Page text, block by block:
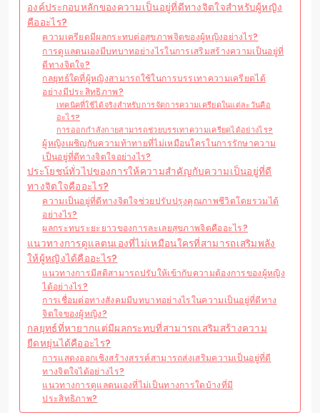
องค์ประกอบหลักของความเป็นอยู่ที่ดีทางจิตใจสำหรับผู้หญิง
คืออะไร?
ความเครียดมีผลกระทบต่อสุขภาพจิตของผู้หญิงอย่างไร?
การดูแลตนเองมีบทบาทอย่างไรในการเสริมสร้างความเป็นอยู่ที่
ดีทางจิตใจ?
กลยุทธ์ใดที่ผู้หญิงสามารถใช้ในการบรรเทาความเครียดได้
อย่างมีประสิทธิภาพ?
เทคนิคที่ใช้ได้จริงสำหรับการจัดการความเครียดในแต่ละวันคือ
อะไร?
การออกกำลังกายสามารถช่วยบรรเทาความเครียดได้อย่างไร?
ผู้หญิงเผชิญกับความท้าทายที่ไม่เหมือนใครในการรักษาความ
เป็นอยู่ที่ดีทางจิตใจอย่างไร?
ประโยชน์ทั่วไปของการให้ความสำคัญกับความเป็นอยู่ที่ดี
ทางจิตใจคืออะไร?
ความเป็นอยู่ที่ดีทางจิตใจช่วยปรับปรุงคุณภาพชีวิตโดยรวมได้
อย่างไร?
ผลกระทบระยะยาวของการละเลยสุขภาพจิตคืออะไร?
แนวทางการดูแลตนเองที่ไม่เหมือนใครที่สามารถเสริมพลัง
ให้ผู้หญิงได้คืออะไร?
แนวทางการมีสติสามารถปรับให้เข้ากับความต้องการของผู้หญิง
ได้อย่างไร?
การเชื่อมต่อทางสังคมมีบทบาทอย่างไรในความเป็นอยู่ที่ดีทาง
จิตใจของผู้หญิง?
กลยุทธ์ที่หายากแต่มีผลกระทบที่สามารถเสริมสร้างความ
ยืดหยุ่นได้คืออะไร?
การแสดงออกเชิงสร้างสรรค์สามารถส่งเสริมความเป็นอยู่ที่ดี
ทางจิตใจได้อย่างไร?
แนวทางการดูแลตนเองที่ไม่เป็นทางการใดบ้างที่มี
ประสิทธิภาพ?